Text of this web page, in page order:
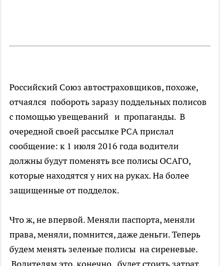
Российский Союз автостраховщиков, похоже,
отчаялся побороть заразу поддельных полисов
с помощью увещеваний и пропаганды. В
очередной своей рассылке РСА прислал
сообщение: к 1 июля 2016 года водители
должны будут поменять все полисы ОСАГО,
которые находятся у них на руках. На более
защищенные от подделок.
Что ж, не впервой. Меняли паспорта, меняли
права, меняли, помнится, даже деньги. Теперь
будем менять зеленые полисы на сиреневые.
Водителям это, конечно, будет стоить затрат